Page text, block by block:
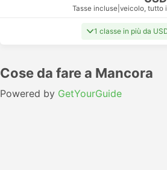
Tasse incluse veicolo, tutto
1 classe in più da
Cose da fare a Mancora
Powered by GetYourGuide